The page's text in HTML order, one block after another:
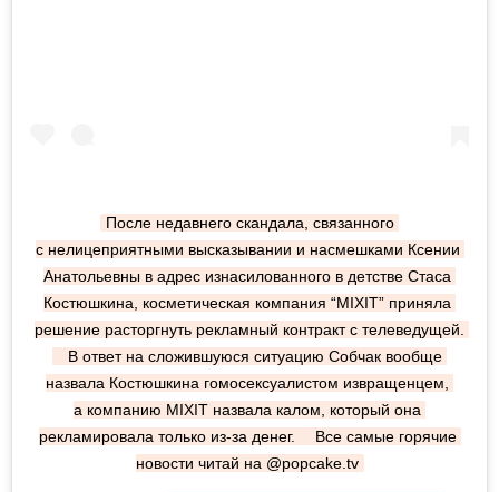
После недавнего скандала, связанного
с нелицеприятными высказывании и насмешками Ксении
Анатольевны в адрес изнасилованного в детстве Стаса
Костюшкина, косметическая компания “MIXIT” приняла
решение расторгнуть рекламный контракт с телеведущей.
⠀ В ответ на сложившуюся ситуацию Собчак вообще
назвала Костюшкина гомосексуалистом извращенцем,
а компанию MIXIT назвала калом, который она
рекламировала только из-за денег. ⠀ Все самые горячие
новости читай на @popcake.tv